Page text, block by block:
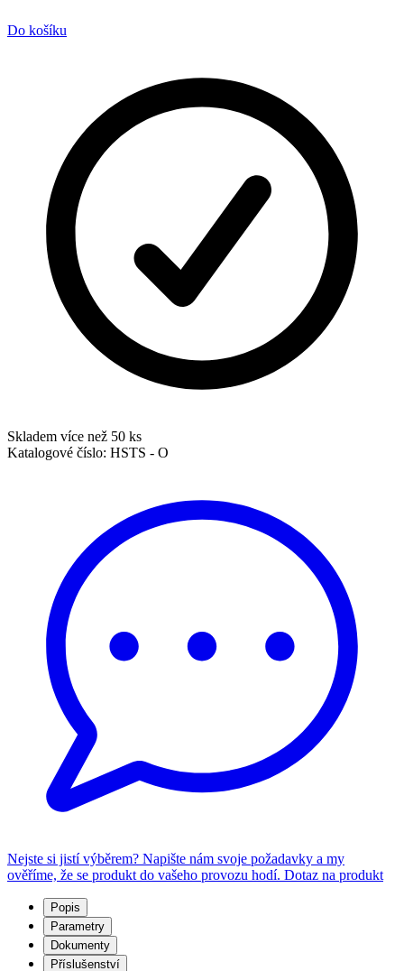
Do košíku
Skladem více než 50 ks
Katalogové číslo: HSTS - O
Nejste si jistí výběrem? Napište nám svoje požadavky a my
ověříme, že se produkt do vašeho provozu hodí. Dotaz na produkt
Popis
Parametry
Dokumenty
Příslušenství